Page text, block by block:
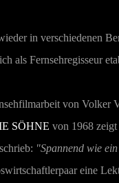
in verschiedenen
als Fernsehregisseur
von Volker
SÖHNE von 1968
"Spannend wie
eine